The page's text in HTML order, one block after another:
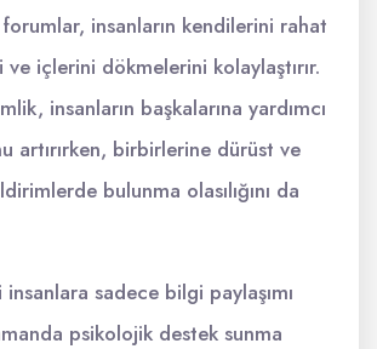
forumlar, insanların kendilerini rahat
ve içlerini dökmelerini kolaylaştırır.
insanların başkalarına yardımcı
artırırken, birbirlerine dürüst ve
bulunma olasılığını da
sadece bilgi paylaşımı
psikolojik destek sunma